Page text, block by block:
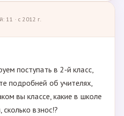
11 · с 2012 г.
поступать в 2-й класс,
подробней об учителях,
вы классе, какие в школе
взнос!?